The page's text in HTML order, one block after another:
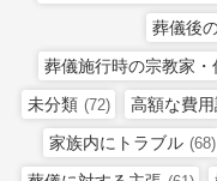
葬儀後
葬儀施行時の宗教家
未分類 (72) 高額な費
家族内にトラブル (68)